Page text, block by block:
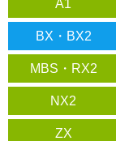
A1
BX・BX2
MBS・RX2
NX2
ZX